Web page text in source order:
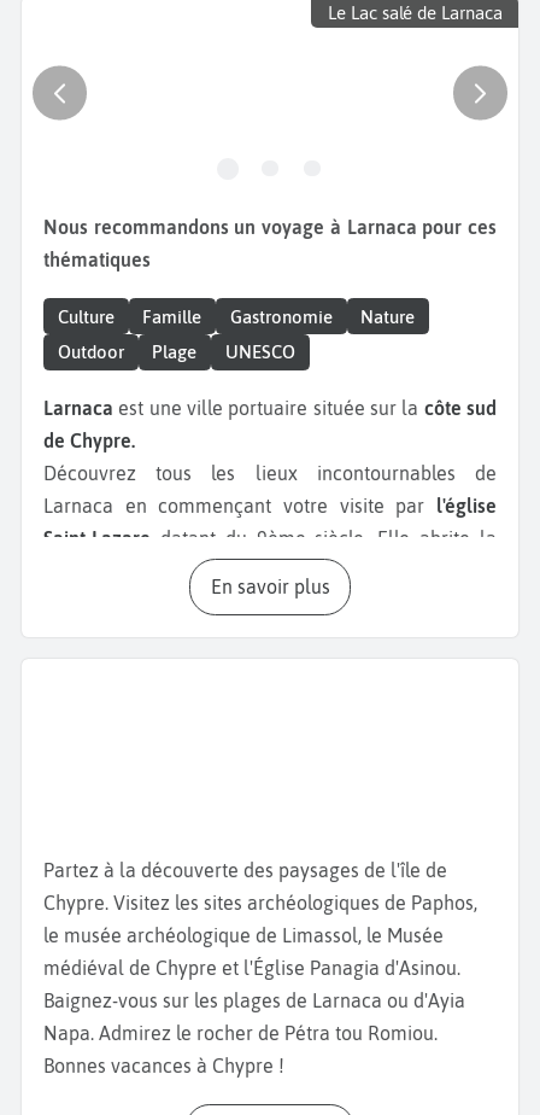
Le Lac salé de Larnaca
Nous recommandons un voyage à Larnaca pour ces
thématiques
Culture Famille Gastronomie
Nature
Outdoor
Plage UNESCO
Larnaca est une ville portuaire située sur la côte sud
de Chypre.
Découvrez tous les lieux incontournables de
Larnaca en commençant votre visite par l'église
Saint-Lazare datant du 9ème siècle. Elle abrite la
tombe de Lazare de Béthanie qui se serait rendu à
Chypre après sa résurrection. Poursuivez avec la
forteresse médiévale du château de Larnaca,qui
néolithique. Faites aussi un tour au musée médical
Kyriazis, qui retrace le développement de la
médecine chypriote depuis les instruments
chirurgicaux médiévaux jusqu'aux premières
machines à rayons X.
Pour se détendre après les visites, laplage de
Finikoudesoffre une belle étendue de sable, longée
En savoir plus
Partez à la découverte des paysages de l'île de
Chypre. Visitez les sites archéologiques de Paphos,
le musée archéologique de Limassol, le Musée
médiéval de Chypre et l'Église Panagia d'Asinou.
Baignez-vous sur les plages de Larnaca ou d'Ayia
Napa. Admirez le rocher de Pétra tou Romiou.
Bonnes vacances à Chypre !